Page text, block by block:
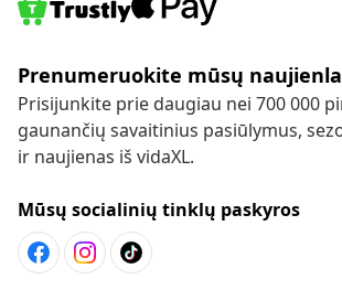
Prenumeruokite mūsų
Prisijunkite prie daugiau nei 700 000
gaunančių savaitinius pasiūlymus,
ir naujienas iš vidaXL.
Mūsų socialinių tinklų paskyros